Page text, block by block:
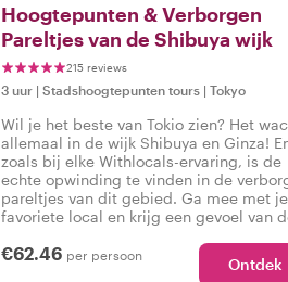
Hoogtepunten & Verborgen
Pareltjes van de Shibuya wijk
215 reviews
3 uur | Stadshoogtepunten tours | Tokyo
Wil je het beste van Tokio zien? Het
allemaal in de wijk Shibuya en Ginza!
zoals bij elke Withlocals-ervaring, is de
echte opwinding te vinden in de
pareltjes van dit gebied. Ga mee met je
favoriete local en krijg een gevoel van
de wijk Shibuya en Ginza, zodat je kunt
zeggen: Ik heb het echte Tokio ervaren!
€62.46 per persoon Ontdek